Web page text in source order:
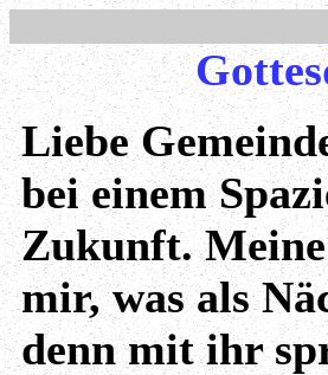
Liebe
bei einem
Zukunft.
mir, was als
denn mit ihr